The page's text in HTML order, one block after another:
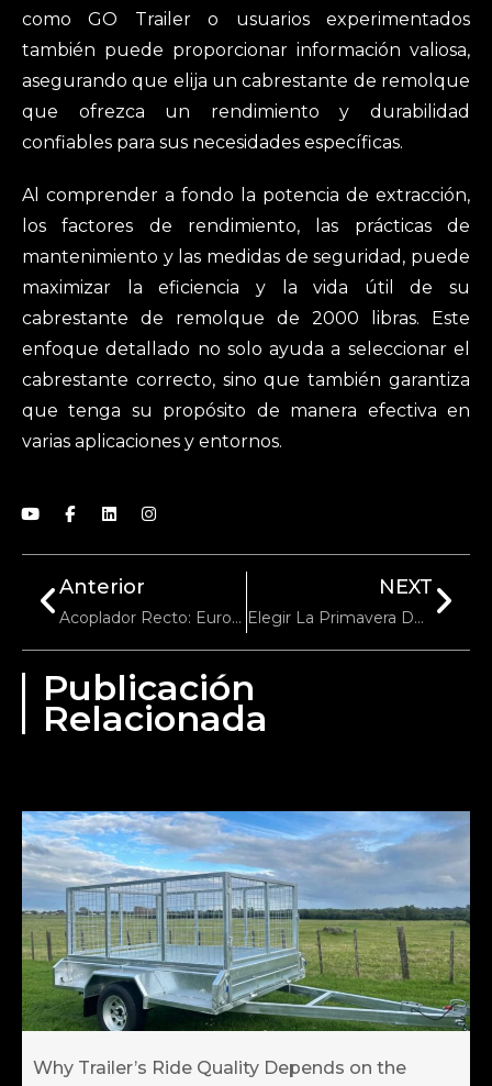
como GO Trailer o usuarios experimentados
también puede proporcionar información valiosa,
asegurando que elija un cabrestante de remolque
que ofrezca un rendimiento y durabilidad
confiables para sus necesidades específicas.
Al comprender a fondo la potencia de extracción,
los factores de rendimiento, las prácticas de
mantenimiento y las medidas de seguridad, puede
maximizar la eficiencia y la vida útil de su
cabrestante de remolque de 2000 libras. Este
enfoque detallado no solo ayuda a seleccionar el
cabrestante correcto, sino que también garantiza
que tenga su propósito de manera efectiva en
varias aplicaciones y entornos.
Anterior
Acoplador Recto: Europeo Vs Americano
NEXT
Elegir La Primavera Del Tráiler Adecuada Para Sus Necesidades Específicas
Publicación
Relacionada
Why Trailer’s Ride Quality Depends on the